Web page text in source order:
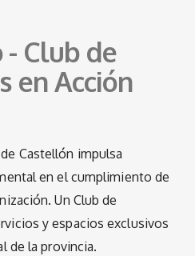
- Club de
en Acción
Castellón impulsa
en el cumplimiento de
Un Club de
y espacios exclusivos
de la provincia.